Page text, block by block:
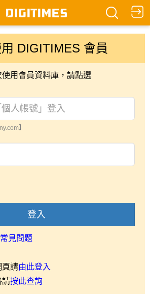
DIGITIMES 會員
用會員資料庫，請點選
】
登入
常見問題
請由此登入
請按此查詢